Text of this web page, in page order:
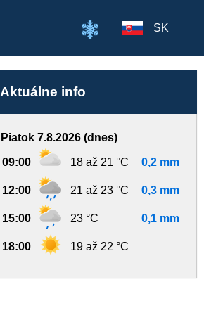
SK
Aktuálne info
Piatok 7.8.2026 (dnes)
09:00 18 až 21 °C 0,2 mm
12:00 21 až 23 °C 0,3 mm
15:00 23 °C 0,1 mm
18:00 19 až 22 °C